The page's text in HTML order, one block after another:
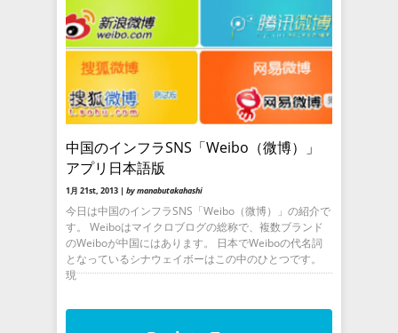
中国のインフラSNS「Weibo（微博）」
アプリ日本語版
1月 21st, 2013 | by manabutakahashi
今日は中国のインフラSNS「Weibo（微博）」の紹介で
す。 Weiboはマイクロブログの総称で、複数ブランド
のWeiboが中国にはあります。 日本でWeiboの代名詞
となっているシナウェイボーはこの中のひとつです。
現